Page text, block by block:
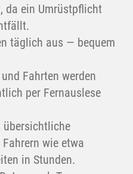
da ein Umrüstpflicht
täglich aus — bequem
Fahrten werden
per Fernauslese
übersichtliche
wie etwa
in Stunden.